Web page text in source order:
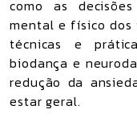
como as
mental e físico dos
técnicas e
biodança e
redução da
estar geral.